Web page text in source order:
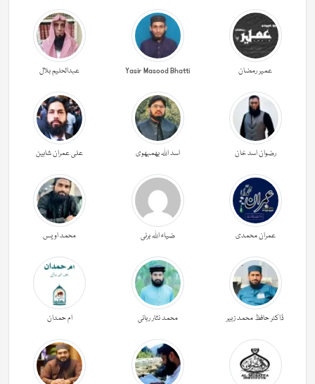
عمیر رمضان Yasir Masood Bhatti عبدالحليم بلال
رضوان اسد خان اسد اللہ بھمبھوی علی عمران شاہین
عمران محمدی ضیاء اللہ برنی محمد اویس
ڈاکٹر حافظ محمد زبیر محمد نثار ربانی ام حمدان